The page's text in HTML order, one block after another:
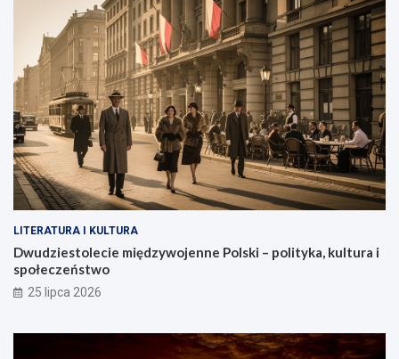
LITERATURA I KULTURA
Dwudziestolecie międzywojenne Polski – polityka, kultura i
społeczeństwo
25 lipca 2026